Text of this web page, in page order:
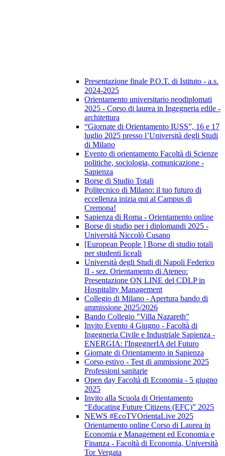
Presentazione finale P.O.T. di Istituto - a.s.
2024-2025
Orientamento universitario neodiplomati
2025 - Corso di laurea in Ingegneria edile -
architettura
“Giornate di Orientamento IUSS”, 16 e 17
luglio 2025 presso l’Università degli Studi
di Milano
Evento di orientamento Facoltà di Scienze
politiche, sociologia, comunicazione -
Sapienza
Borse di Studio Totali
Politecnico di Milano: il tuo futuro di
eccellenza inizia qui al Campus di
Cremona!
Sapienza di Roma - Orientamento online
Borse di studio per i diplomandi 2025 -
Università Niccolò Cusano
[European People ] Borse di studio totali
per studenti liceali
Università degli Studi di Napoli Federico
II - sez. Orientamento di Ateneo:
Presentazione ON LINE del CDLP in
Hospitality Management
Collegio di Milano - Apertura bando di
ammissione 2025/2026
Bando Collegio "Villa Nazareth"
Invito Evento 4 Giugno - Facoltà di
Ingegneria Civile e Industriale Sapienza -
ENERGIA: l'IngegnerIA del Futuro
Giornate di Orientamento in Sapienza
Corso estivo - Test di ammissione 2025
Professioni sanitarie
Open day Facoltà di Economia - 5 giugno
2025
Invito alla Scuola di Orientamento
“Educating Future Citizens (EFC)” 2025
NEWS #EcoTVOrientaLive 2025
Orientamento online Corso di Laurea in
Economia e Management ed Economia e
Finanza - Facoltà di Economia, Università
Tor Vergata